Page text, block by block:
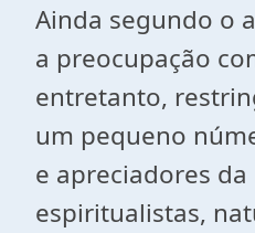
Ainda segundo o
a preocupação
entretanto,
um pequeno
e apreciadores
espiritualistas,